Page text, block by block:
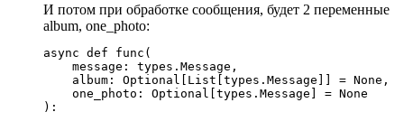
И потом при обработке сообщения, будет 2 переменные
album, one_photo:
async def func(
    message: types.Message,
    album: Optional[List[types.Message]] = None,
    one_photo: Optional[types.Message] = None
):